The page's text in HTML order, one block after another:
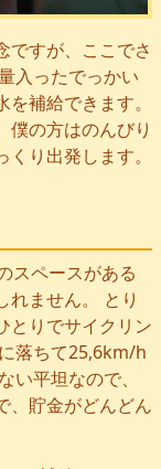
ですが、ここでさ
入ったでっかい
補給できます。
僕の方はのんびり
り出発します。
スペースがある
れません。 とり
とりでサイクリン
落ちて25,6km/h
い平坦なので、
、貯金がどんどん